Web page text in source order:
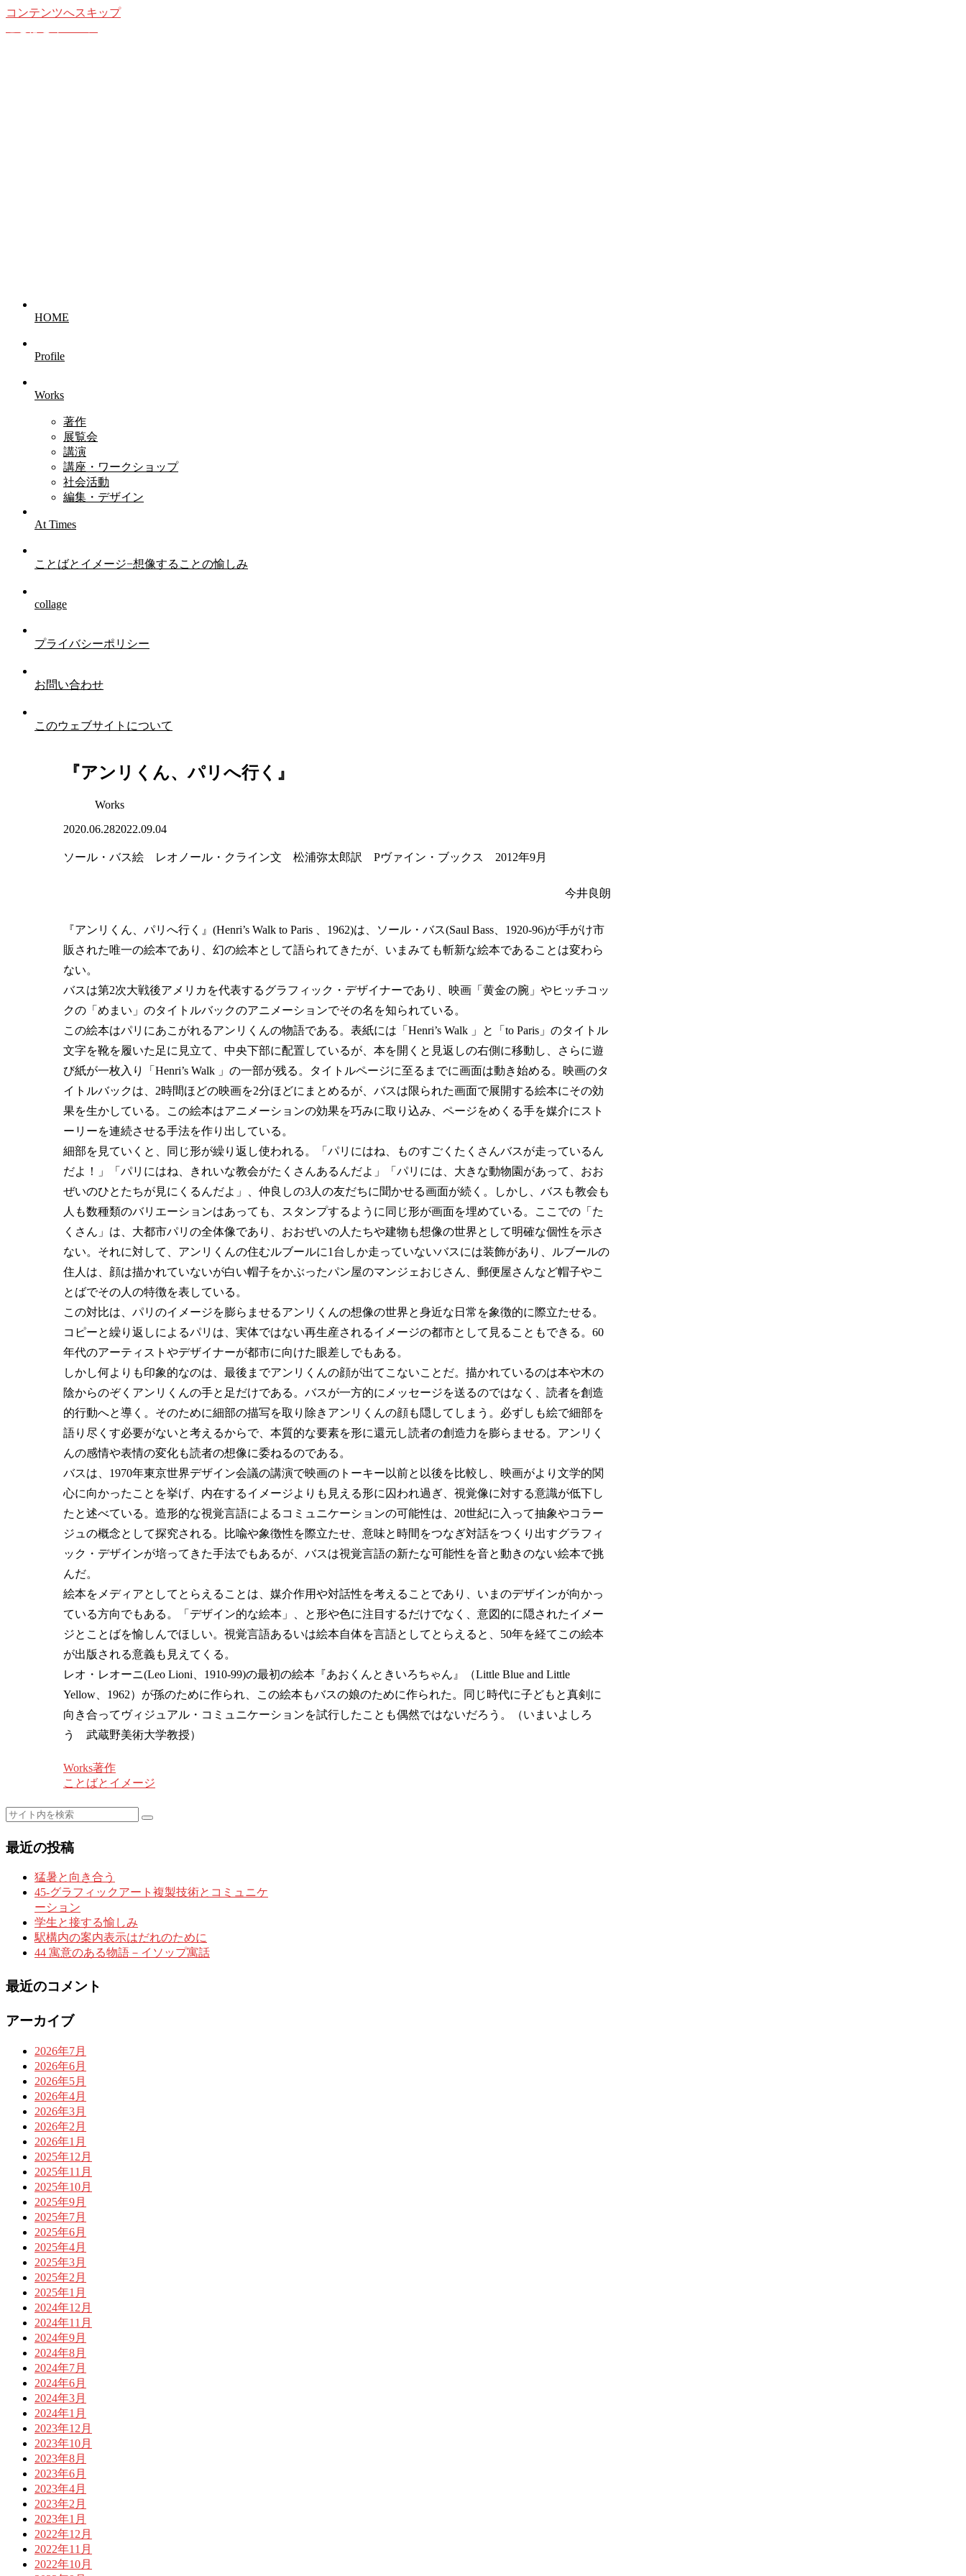
コンテンツへスキップ
HOME
Profile
Works
著作
展覧会
講演
講座・ワークショップ
社会活動
編集・デザイン
At Times
ことばとイメージ−想像することの愉しみ
collage
プライバシーポリシー
お問い合わせ
このウェブサイトについて
『アンリくん、パリへ行く』
Works
2020.06.282022.09.04
ソール・バス絵 レオノール・クライン文 松浦弥太郎訳 Pヴァイン・ブックス 2012年9月
今井良朗
『アンリくん、パリへ行く』(Henri’s Walk to Paris 、1962)は、ソール・バス(Saul Bass、1920-96)が手がけ市
販された唯一の絵本であり、幻の絵本として語られてきたが、いまみても斬新な絵本であることは変わら
ない。
バスは第2次大戦後アメリカを代表するグラフィック・デザイナーであり、映画「黄金の腕」やヒッチコッ
クの「めまい」のタイトルバックのアニメーションでその名を知られている。
この絵本はパリにあこがれるアンリくんの物語である。表紙には「Henri’s Walk 」と「to Paris」のタイトル
文字を靴を履いた足に見立て、中央下部に配置しているが、本を開くと見返しの右側に移動し、さらに遊
び紙が一枚入り「Henri’s Walk 」の一部が残る。タイトルページに至るまでに画面は動き始める。映画のタ
イトルバックは、2時間ほどの映画を2分ほどにまとめるが、バスは限られた画面で展開する絵本にその効
果を生かしている。この絵本はアニメーションの効果を巧みに取り込み、ページをめくる手を媒介にスト
ーリーを連続させる手法を作り出している。
細部を見ていくと、同じ形が繰り返し使われる。「パリにはね、ものすごくたくさんバスが走っているん
だよ！」「パリにはね、きれいな教会がたくさんあるんだよ」「パリには、大きな動物園があって、おお
ぜいのひとたちが見にくるんだよ」、仲良しの3人の友だちに聞かせる画面が続く。しかし、バスも教会も
人も数種類のバリエーションはあっても、スタンプするように同じ形が画面を埋めている。ここでの「た
くさん」は、大都市パリの全体像であり、おおぜいの人たちや建物も想像の世界として明確な個性を示さ
ない。それに対して、アンリくんの住むルブールに1台しか走っていないバスには装飾があり、ルブールの
住人は、顔は描かれていないが白い帽子をかぶったパン屋のマンジェおじさん、郵便屋さんなど帽子やこ
とばでその人の特徴を表している。
この対比は、パリのイメージを膨らませるアンリくんの想像の世界と身近な日常を象徴的に際立たせる。
コピーと繰り返しによるパリは、実体ではない再生産されるイメージの都市として見ることもできる。60
年代のアーティストやデザイナーが都市に向けた眼差しでもある。
しかし何よりも印象的なのは、最後までアンリくんの顔が出てこないことだ。描かれているのは本や木の
陰からのぞくアンリくんの手と足だけである。バスが一方的にメッセージを送るのではなく、読者を創造
的行動へと導く。そのために細部の描写を取り除きアンリくんの顔も隠してしまう。必ずしも絵で細部を
語り尽くす必要がないと考えるからで、本質的な要素を形に還元し読者の創造力を膨らませる。アンリく
んの感情や表情の変化も読者の想像に委ねるのである。
バスは、1970年東京世界デザイン会議の講演で映画のトーキー以前と以後を比較し、映画がより文学的関
心に向かったことを挙げ、内在するイメージよりも見える形に囚われ過ぎ、視覚像に対する意識が低下し
たと述べている。造形的な視覚言語によるコミュニケーションの可能性は、20世紀に入って抽象やコラー
ジュの概念として探究される。比喩や象徴性を際立たせ、意味と時間をつなぎ対話をつくり出すグラフィ
ック・デザインが培ってきた手法でもあるが、バスは視覚言語の新たな可能性を音と動きのない絵本で挑
んだ。
絵本をメディアとしてとらえることは、媒介作用や対話性を考えることであり、いまのデザインが向かっ
ている方向でもある。「デザイン的な絵本」、と形や色に注目するだけでなく、意図的に隠されたイメー
ジとことばを愉しんでほしい。視覚言語あるいは絵本自体を言語としてとらえると、50年を経てこの絵本
が出版される意義も見えてくる。
レオ・レオーニ(Leo Lioni、1910-99)の最初の絵本『あおくんときいろちゃん』（Little Blue and Little
Yellow、1962）が孫のために作られ、この絵本もバスの娘のために作られた。同じ時代に子どもと真剣に
向き合ってヴィジュアル・コミュニケーションを試行したことも偶然ではないだろう。（いまいよしろ
う 武蔵野美術大学教授）
Works著作
ことばとイメージ
最近の投稿
猛暑と向き合う
45-グラフィックアート複製技術とコミュニケ
ーション
学生と接する愉しみ
駅構内の案内表示はだれのために
44 寓意のある物語－イソップ寓話
最近のコメント
アーカイブ
2026年7月
2026年6月
2026年5月
2026年4月
2026年3月
2026年2月
2026年1月
2025年12月
2025年11月
2025年10月
2025年9月
2025年7月
2025年6月
2025年4月
2025年3月
2025年2月
2025年1月
2024年12月
2024年11月
2024年9月
2024年8月
2024年7月
2024年6月
2024年3月
2024年1月
2023年12月
2023年10月
2023年8月
2023年6月
2023年4月
2023年2月
2023年1月
2022年12月
2022年11月
2022年10月